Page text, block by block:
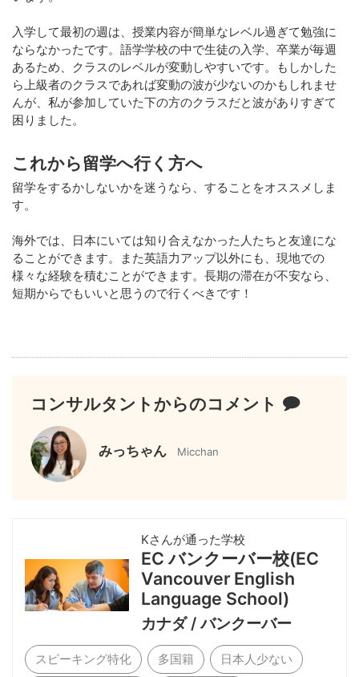
入学して最初の週は、授業内容が簡単なレベル過ぎて勉強に
ならなかったです。語学学校の中で生徒の入学、卒業が毎週
あるため、クラスのレベルが変動しやすいです。もしかした
ら上級者のクラスであれば変動の波が少ないのかもしれませ
んが、私が参加していた下の方のクラスだと波がありすぎて
困りました。
これから留学へ行く方へ
留学をするかしないかを迷うなら、することをオススメしま
す。
海外では、日本にいては知り合えなかった人たちと友達にな
ることができます。また英語力アップ以外にも、現地での
様々な経験を積むことができます。長期の滞在が不安なら、
短期からでもいいと思うので行くべきです！
コンサルタントからのコメント
みっちゃんMicchan
Kさんが通った学校
EC バンクーバー校(EC
Vancouver English
Language School)
カナダ / バンクーバー
スピーキング特化 多国籍 日本人少ない